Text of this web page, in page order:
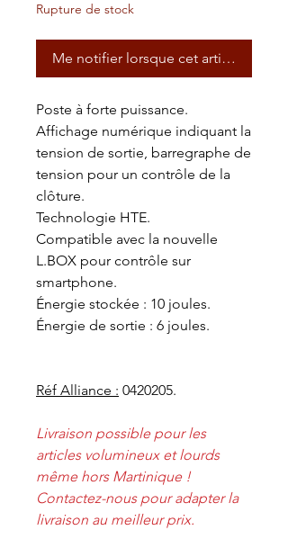
Rupture de stock
Me notifier lorsque cet article est
Poste à forte puissance.
Affichage numérique indiquant la
tension de sortie, barregraphe de
tension pour un contrôle de la
clôture.
Technologie HTE.
Compatible avec la nouvelle
L.BOX pour contrôle sur
smartphone.
Énergie stockée : 10 joules.
Énergie de sortie : 6 joules.
Réf Alliance : 0420205.
Livraison possible pour les
articles volumineux et lourds
même hors Martinique !
Contactez-nous pour adapter la
livraison au meilleur prix.